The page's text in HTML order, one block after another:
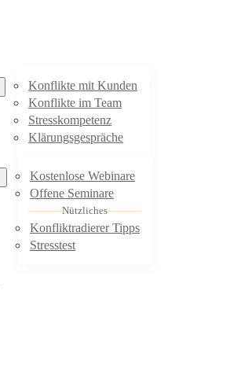
Konflikte mit Kunden
Konflikte im Team
Stresskompetenz
Klärungsgespräche
Kostenlose Webinare
Offene Seminare
Nützliches
Konfliktradierer Tipps
Stresstest